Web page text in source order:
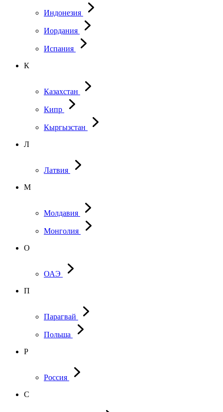
Индонезия
Иордания
Испания
К
Казахстан
Кипр
Кыргызстан
Л
Латвия
М
Молдавия
Монголия
О
ОАЭ
П
Парагвай
Польша
Р
Россия
С